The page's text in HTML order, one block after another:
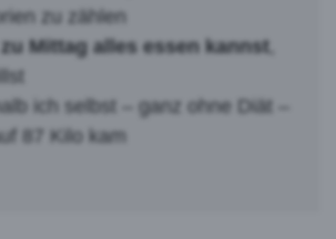
zu zählen
zu Mittag alles essen kannst,
ich selbst – ganz ohne Diät –
87 Kilo kam